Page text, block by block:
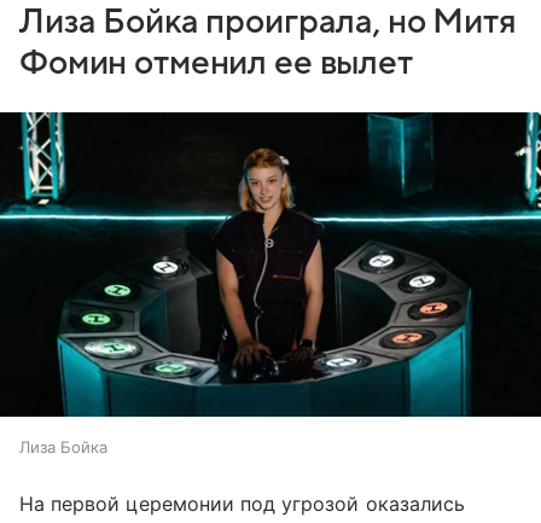
Лиза Бойка проиграла, но Митя
Фомин отменил ее вылет
Лиза Бойка
На первой церемонии под угрозой оказались